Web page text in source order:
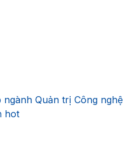
ngành Quản trị Công nghệ
hot